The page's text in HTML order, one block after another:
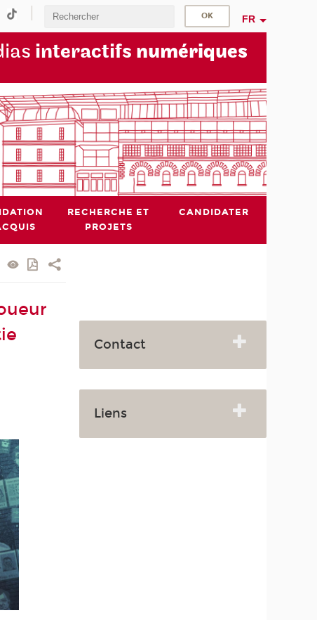
FR
interactifs numériques
RECHERCHE ET
PROJETS
CANDIDATER
Contact
Liens